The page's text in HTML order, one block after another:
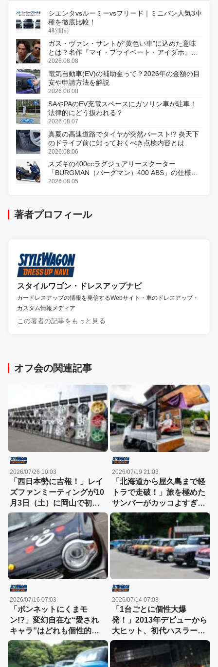
シエンタvsルーミーvsフリード｜ミニバン人気3車
種を徹底比較！
4時間前
ガス・ヴァン・サントが“黄色い車”に込めた意味
とは？名作『マイ・プライベート・アイダホ』が
初のデジタルリマスター版で復活
2026.08.08
電気自動車(EV)の補助金って？2026年の金額の目
安や申請方法を解説
2026.08.08
SAやPAのEV充電スペースにガソリン車が駐車！
法律的にどう扱われる？
2026.08.07
真夏の高速道路でタイヤが突然バースト!? 炎天下
のドライブ前に知っておくべき点検内容とは
2026.08.06
スズキの400ccラグジュアリースクーター
「BURGMAN（バーグマン）400 ABS」の仕様を
変更し、8月18日に発売
2026.08.05
著者プロフィール
スタイルワゴン・ドレスアップナビ
カードレスアップの情報を発信するWebサイト・車のドレスアップ・
カスタム情報メディア
この著者の記事をもっと見る
オフ会の関連記事
2026/07/26 10:03
「西日本勢に吉報！」レイ
ズファンミーティングが10
月3日（土）に岡山で初開
催
2026/07/19 21:03
「北海道から屋久島まで軽
トラで走破！」旅を極めた
サンバーがカッコよすぎ
る！
2026/07/16 07:03
「ボンネットにくまモ
ン!?」変幻自在な“愛され
キャラ”はどれも個性的！
【ハスラーカスタム】
2026/07/14 07:03
「1台ごとに個性大爆
発！」2013年デビューから
大ヒット、初代ハスラーの
魅力が詰まった熱いカスタ
ムミーティング